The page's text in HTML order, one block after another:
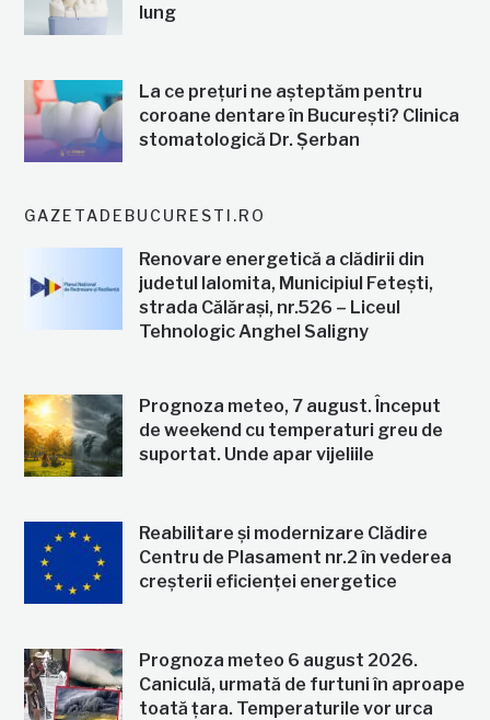
lung
La ce prețuri ne așteptăm pentru
coroane dentare în București? Clinica
stomatologică Dr. Șerban
GAZETADEBUCURESTI.RO
Renovare energetică a clădirii din
judetul Ialomita, Municipiul Fetești,
strada Călărași, nr.526 – Liceul
Tehnologic Anghel Saligny
Prognoza meteo, 7 august. Început
de weekend cu temperaturi greu de
suportat. Unde apar vijeliile
Reabilitare și modernizare Clădire
Centru de Plasament nr.2 în vederea
creșterii eficienței energetice
Prognoza meteo 6 august 2026.
Caniculă, urmată de furtuni în aproape
toată țara. Temperaturile vor urca